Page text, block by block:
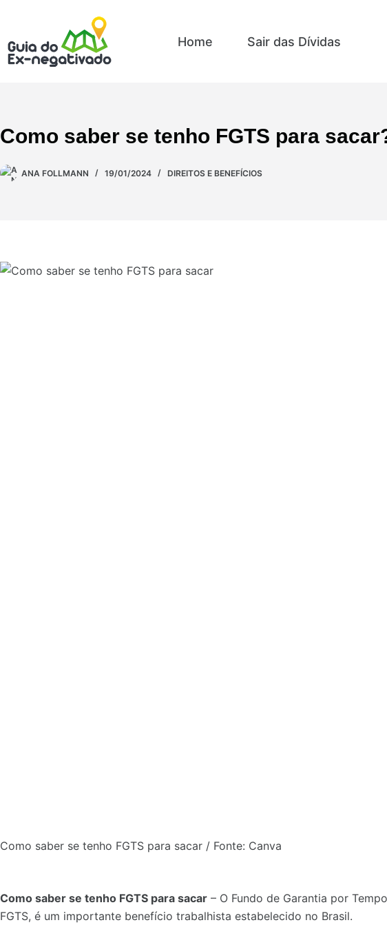
Home Sair das Dívidas
Como saber se tenho FGTS para
ANA FOLLMANN 19/01/2024 DIREITOS E BENEFÍCIOS
Como saber se tenho FGTS para sacar / Fonte: Canva
Como saber se tenho FGTS para sacar – O Fundo de Garantia por
FGTS, é um importante benefício trabalhista estabelecido no Brasil.